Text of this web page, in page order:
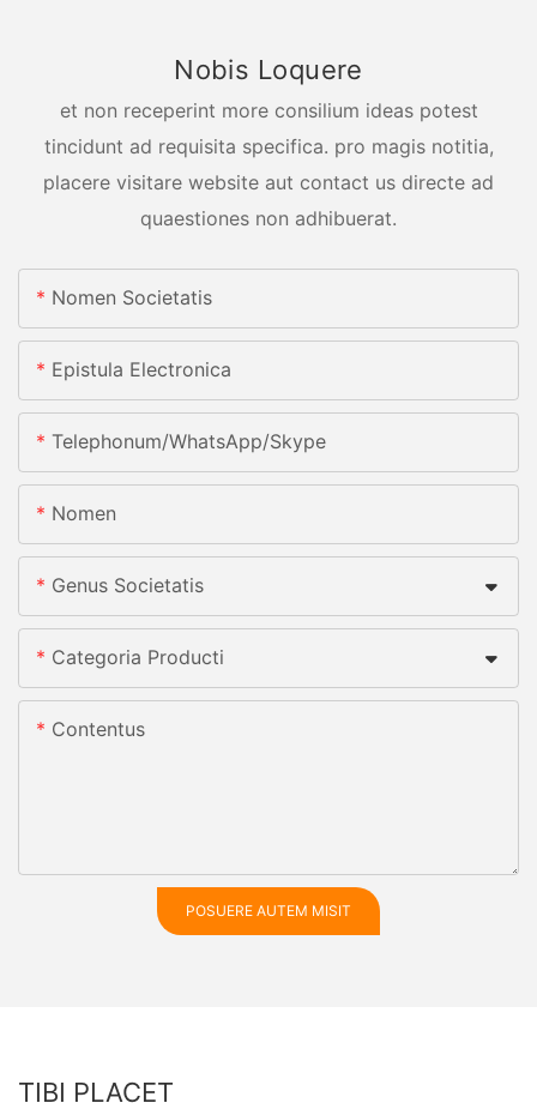
Nobis Loquere
et non receperint more consilium ideas potest
tincidunt ad requisita specifica. pro magis notitia,
placere visitare website aut contact us directe ad
quaestiones non adhibuerat.
Nomen Societatis
Epistula Electronica
Telephonum/whatsApp/skype
Nomen
Genus Societatis
Categoria Producti
Contentus
POSUERE AUTEM MISIT
TIBI PLACET